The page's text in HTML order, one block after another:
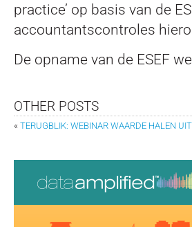
practice’ op basis van de
accountantscontroles
De opname van de ESEF
OTHER POSTS
« TERUGBLIK: WEBINAR WAARDE HALEN